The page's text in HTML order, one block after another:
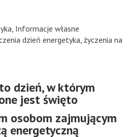
Informacje własne
dzień energetyka życzenia na
dzień, w którym
jest święto
osobom zajmującym
energetyczną